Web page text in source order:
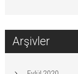
Arşivler